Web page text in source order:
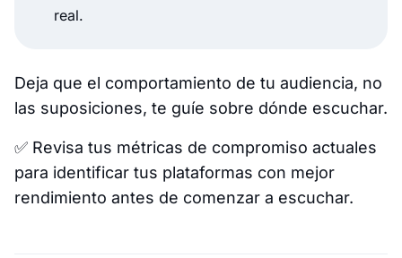
real.
Deja que el comportamiento de tu audiencia, no
las suposiciones, te guíe sobre dónde escuchar.
✅ Revisa tus métricas de compromiso actuales
para identificar tus plataformas con mejor
rendimiento antes de comenzar a escuchar.